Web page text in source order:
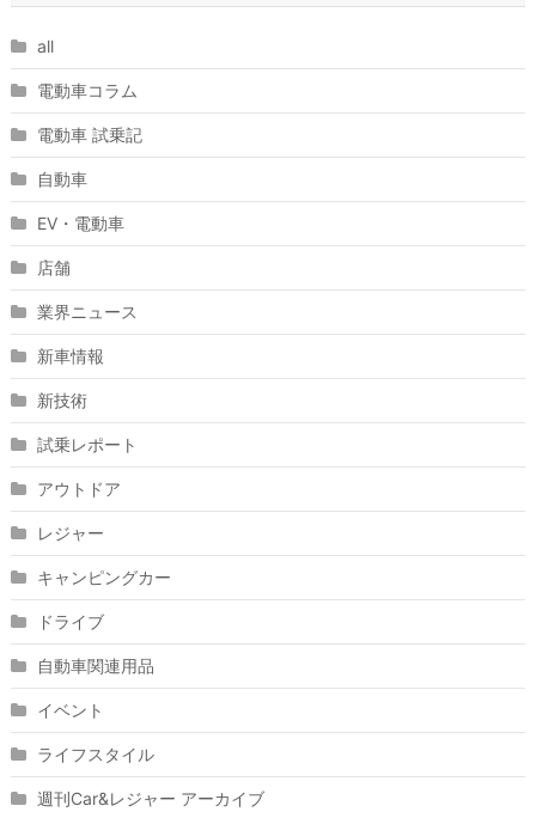
all
電動車コラム
電動車 試乗記
自動車
EV・電動車
店舗
業界ニュース
新車情報
新技術
試乗レポート
アウトドア
レジャー
キャンピングカー
ドライブ
自動車関連用品
イベント
ライフスタイル
週刊Car&レジャー アーカイブ